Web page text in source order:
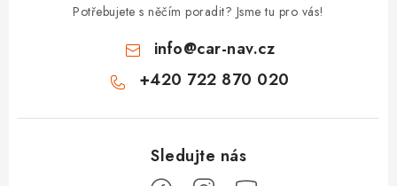
Potřebujete s něčím poradit? Jsme tu pro vás!
info@car-nav.cz
+420 722 870 020